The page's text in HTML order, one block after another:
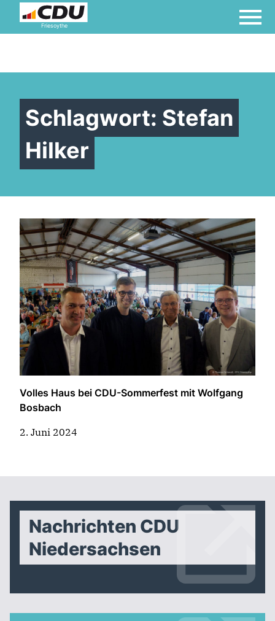
Friesoythe
Schlagwort: Stefan
Hilker
Volles Haus bei CDU-Sommerfest mit Wolfgang
Bosbach
2. Juni 2024
Nachrichten CDU
Niedersachsen